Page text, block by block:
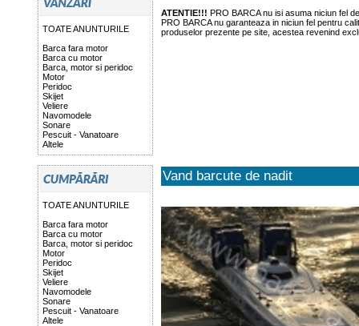
TOATE ANUNTURILE
Barca fara motor
Barca cu motor
Barca, motor si peridoc
Motor
Peridoc
Skijet
Veliere
Navomodele
Sonare
Pescuit - Vanatoare
Altele
TOATE ANUNTURILE
Barca fara motor
Barca cu motor
Barca, motor si peridoc
Motor
Peridoc
Skijet
Veliere
Navomodele
Sonare
Pescuit - Vanatoare
Altele
ATENTIE!!! PRO BARCA nu isi asuma niciun fel
PRO BARCA nu garanteaza in niciun fel pentru
produselor prezente pe site, acestea revenind
Vand barcute de nadit